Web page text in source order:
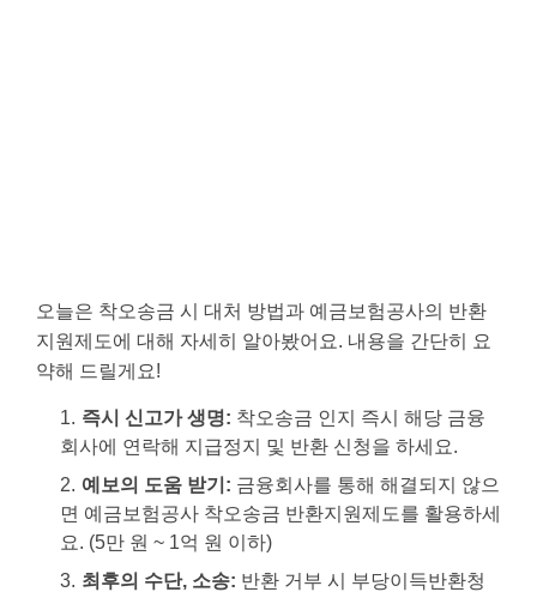
오늘은 착오송금 시 대처 방법과 예금보험공사의 반환
지원제도에 대해 자세히 알아봤어요. 내용을 간단히 요
약해 드릴게요!
즉시 신고가 생명: 착오송금 인지 즉시 해당 금융
회사에 연락해 지급정지 및 반환 신청을 하세요.
예보의 도움 받기: 금융회사를 통해 해결되지 않으
면 예금보험공사 착오송금 반환지원제도를 활용하세
요. (5만 원 ~ 1억 원 이하)
최후의 수단, 소송: 반환 거부 시 부당이득반환청